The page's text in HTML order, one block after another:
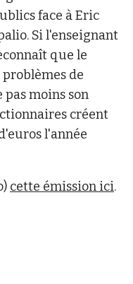
face à Eric
Si l'enseignant
que le
de
moins son
créent
l'année
cette émission ici.